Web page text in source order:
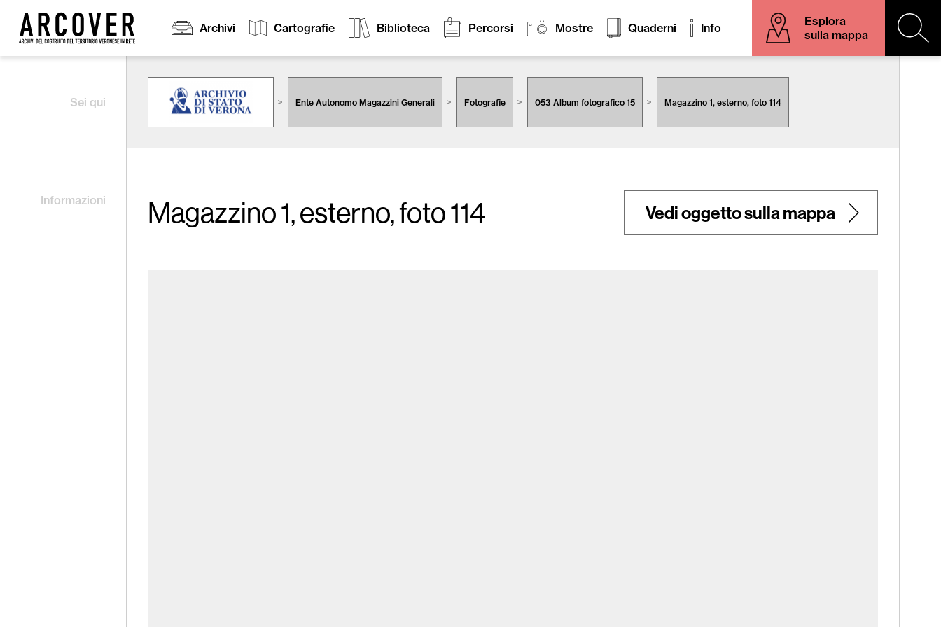
Archivi Cartografie Biblioteca Percorsi Mostre Quaderni Info
Esplora
sulla mappa
Cerca:
Sei qui Ente Autonomo Magazzini Generali Fotografie 053 Album fotografico 15 Magazzino 1, esterno, foto 114
Informazioni Magazzino 1, esterno, foto 114 Vedi oggetto sulla mappa